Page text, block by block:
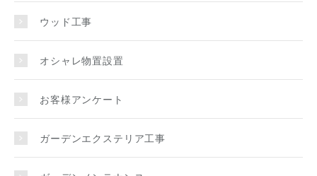
ウッド工事
オシャレ物置設置
お客様アンケート
ガーデンエクステリア工事